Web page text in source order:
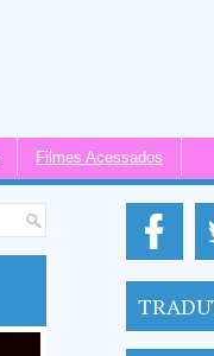
Filmes Acessados